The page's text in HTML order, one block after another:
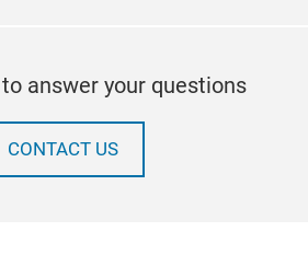
answer your questions
CONTACT US